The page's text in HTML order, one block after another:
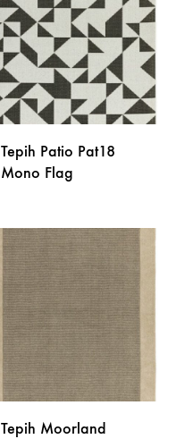
LISTU
Tepih Patio Pat18
Mono Flag
Tepih Moorland